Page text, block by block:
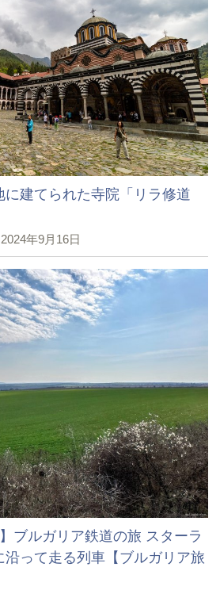
建てられた寺院「リラ修道
2024年9月16日
ブルガリア鉄道の旅 スターラ
沿って走る列車【ブルガリア旅